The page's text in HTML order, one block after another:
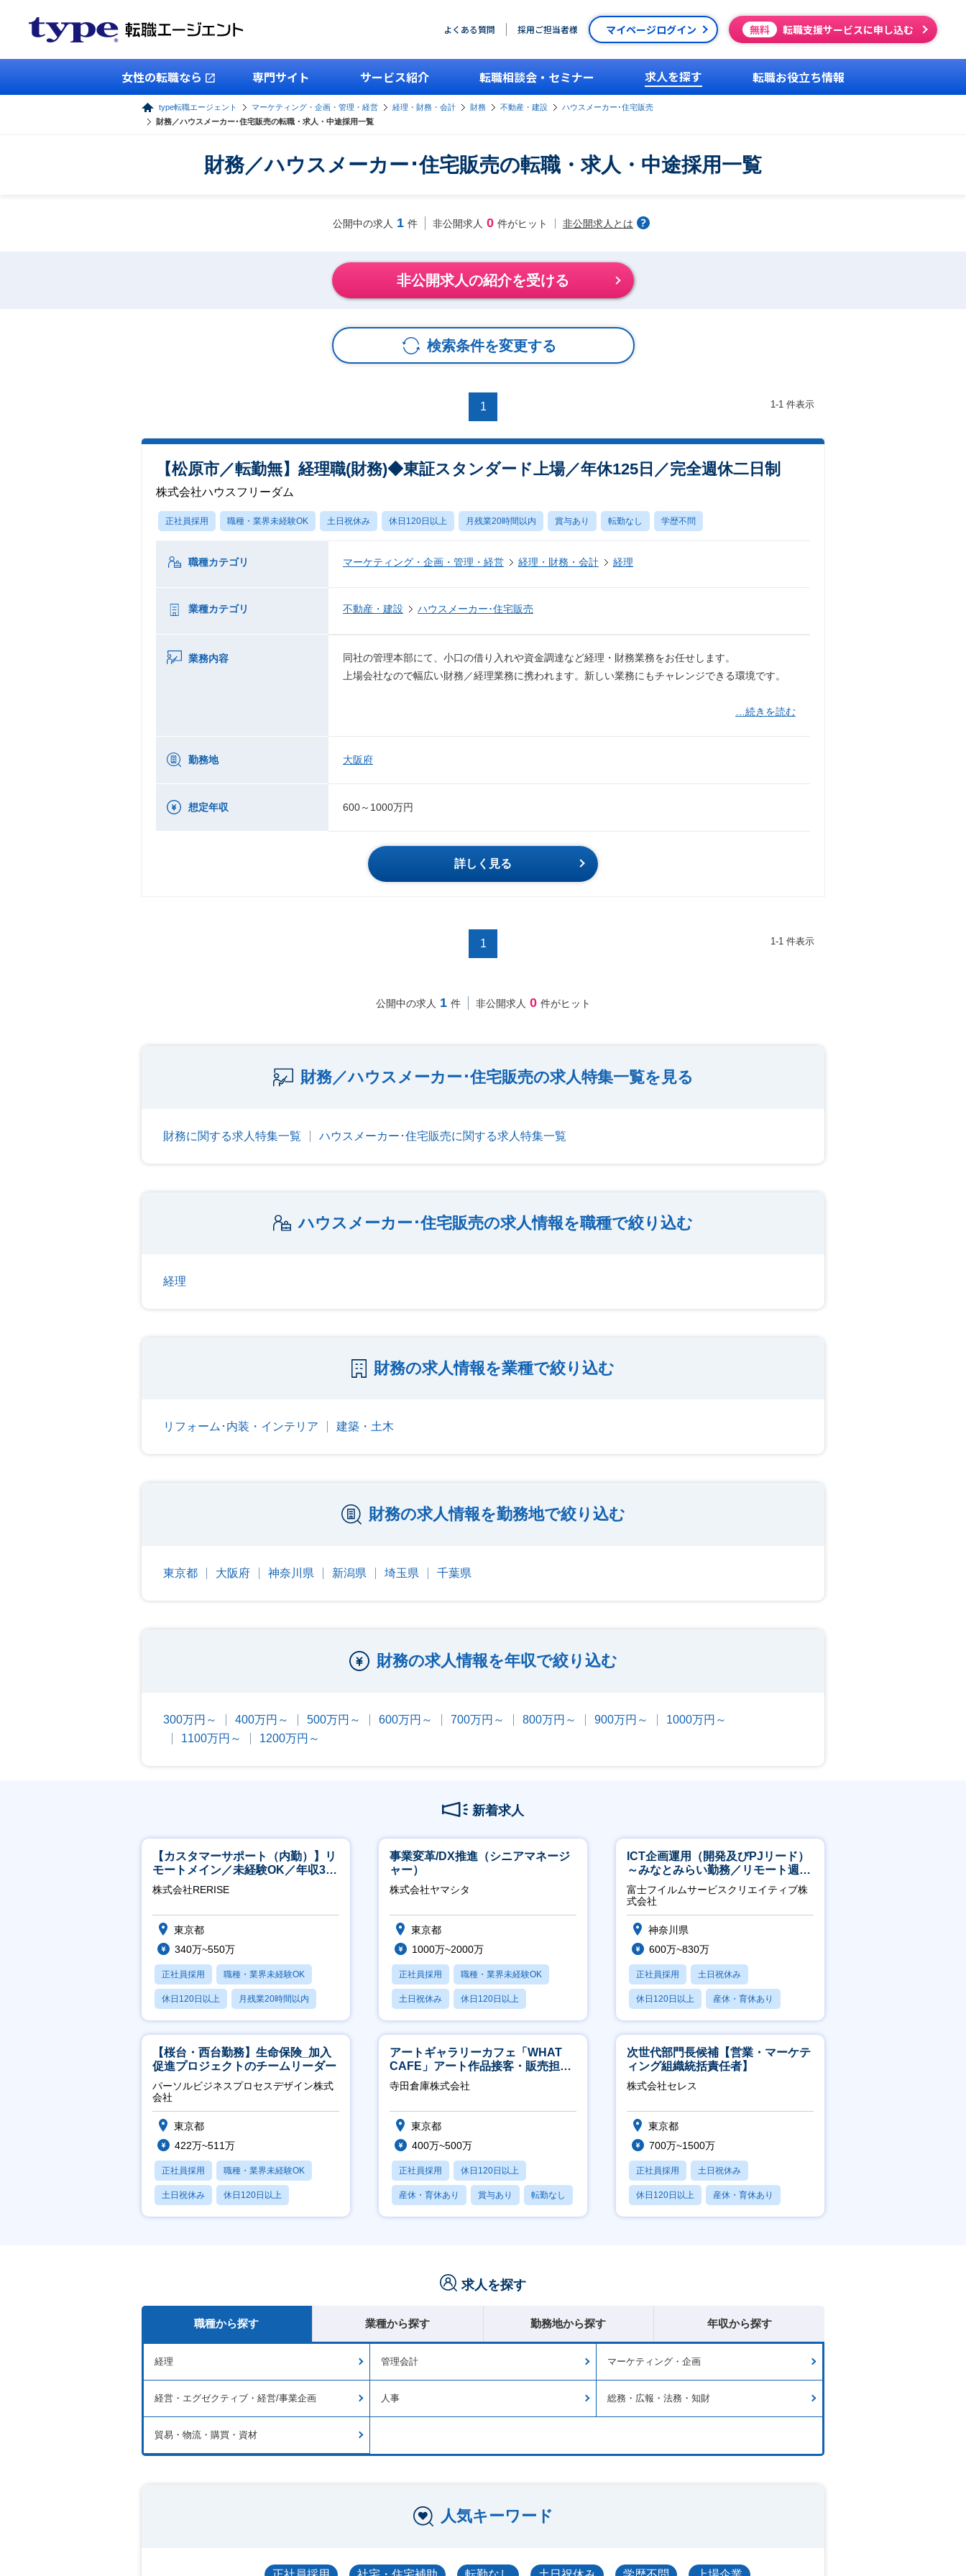
よくある質問 採用ご担当者様 マイページログイン 無料 転職支援サービスに申し込む
女性の転職なら 専門サイト サービス紹介 転職相談会・セミナー 求人を探す 転職お役立ち情報
type転職エージェント マーケティング・企画・管理・経営 経理・財務・会計 財務 不動産・建設
ハウスメーカー･住宅販売
財務／ハウスメーカー･住宅販売の転職・求人・中途採用一覧
財務／ハウスメーカー･住宅販売の転職・求人・中途採用一覧
公開中の求人 1 件 非公開求人 0 件がヒット 非公開求人とは
非公開求人の紹介を受ける
検索条件を変更する
1 1-1 件表示
【松原市／転勤無】経理職(財務)◆東証スタンダード上場／年休125日／完全週休二日制
株式会社ハウスフリーダム
正社員採用 職種・業界未経験OK 土日祝休み 休日120日以上 月残業20時間以内 賞与あり 転勤なし 学歴不問
職種カテゴリ マーケティング・企画・管理・経営 経理・財務・会計 経理
業種カテゴリ 不動産・建設 ハウスメーカー･住宅販売
業務内容
同社の管理本部にて、小口の借り入れや資金調達など経理・財務業務をお任せします。
上場会社なので幅広い財務／経理業務に携われます。新しい業務にもチャレンジできる環境です。
…続きを読む
勤務地 大阪府
想定年収 600～1000万円
詳しく見る
1 1-1 件表示
公開中の求人 1 件 非公開求人 0 件がヒット
財務／ハウスメーカー･住宅販売の求人特集一覧を見る
財務に関する求人特集一覧 ハウスメーカー･住宅販売に関する求人特集一覧
ハウスメーカー･住宅販売の求人情報を職種で絞り込む
経理
財務の求人情報を業種で絞り込む
リフォーム･内装・インテリア 建築・土木
財務の求人情報を勤務地で絞り込む
東京都 大阪府 神奈川県 新潟県 埼玉県 千葉県
財務の求人情報を年収で絞り込む
300万円～ 400万円～ 500万円～ 600万円～ 700万円～ 800万円～ 900万円～
1000万円～
1100万円～
1200万円～
新着求人
【カスタマーサポート（内勤）】リ
モートメイン／未経験OK／年収340
万～／年間休日125日
株式会社RERISE
東京都
340万~550万
正社員採用 職種・業界未経験OK
休日120日以上 月残業20時間以内
賞与あり
事業変革/DX推進（シニアマネージ
ャー）
株式会社ヤマシタ
東京都
1000万~2000万
正社員採用 職種・業界未経験OK
土日祝休み 休日120日以上
産休・育休あり
ICT企画運用（開発及びPJリード）
～みなとみらい勤務／リモート週
2OK／業務改善～
富士フイルムサービスクリエイティブ株
式会社
神奈川県
600万~830万
正社員採用 土日祝休み
休日120日以上 産休・育休あり
月残業20時間以内
【桜台・西台勤務】生命保険_加入
促進プロジェクトのチームリーダー
パーソルビジネスプロセスデザイン株式
会社
東京都
422万~511万
正社員採用 職種・業界未経験OK
土日祝休み 休日120日以上
産休・育休あり
アートギャラリーカフェ「WHAT
CAFE」アート作品接客・販売担当
※アート領域未経験可
寺田倉庫株式会社
東京都
400万~500万
正社員採用 休日120日以上
産休・育休あり 賞与あり 転勤なし
次世代部門長候補【営業・マーケテ
ィング組織統括責任者】
株式会社セレス
東京都
700万~1500万
正社員採用 土日祝休み
休日120日以上 産休・育休あり
賞与あり
求人を探す
職種から探す 業種から探す 勤務地から探す 年収から探す
経理 管理会計 マーケティング・企画
経営・エグゼクティブ・経営/事業企画 人事 総務・広報・法務・知財
貿易・物流・購買・資材
人気キーワード